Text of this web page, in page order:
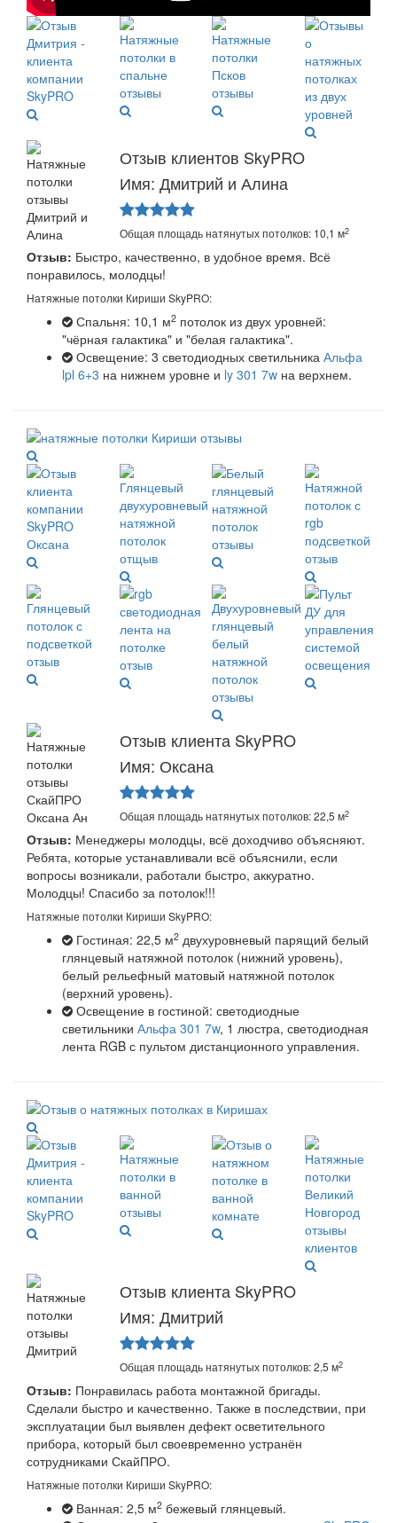
Отзыв клиентов SkyPRO
Имя: Дмитрий и Алина
Общая площадь натянутых потолков: 10,1 м2
Отзыв: Быстро, качественно, в удобное время. Всё
понравилось, молодцы!
Натяжные потолки Кириши SkyPRO:
Спальня: 10,1 м2 потолок из двух уровней:
"чёрная галактика" и "белая галактика".
Освещение: 3 светодиодных светильника Альфа
lpl 6+3 на нижнем уровне и ly 301 7w на верхнем.
Отзыв клиента SkyPRO
Имя: Оксана
Общая площадь натянутых потолков: 22,5 м2
Отзыв: Менеджеры молодцы, всё доходчиво объясняют.
Ребята, которые устанавливали всё объяснили, если
вопросы возникали, работали быстро, аккуратно.
Молодцы! Спасибо за потолок!!!
Натяжные потолки Кириши SkyPRO:
Гостиная: 22,5 м2 двухуровневый парящий белый
глянцевый натяжной потолок (нижний уровень),
белый рельефный матовый натяжной потолок
(верхний уровень).
Освещение в гостиной: светодиодные
светильники Альфа 301 7w, 1 люстра, светодиодная
лента RGB с пультом дистанционного управления.
Отзыв клиента SkyPRO
Имя: Дмитрий
Общая площадь натянутых потолков: 2,5 м2
Отзыв: Понравилась работа монтажной бригады.
Сделали быстро и качественно. Также в последствии, при
эксплуатации был выявлен дефект осветительного
прибора, который был своевременно устранён
сотрудниками СкайПРО.
Натяжные потолки Кириши SkyPRO:
Ванная: 2,5 м2 бежевый глянцевый.